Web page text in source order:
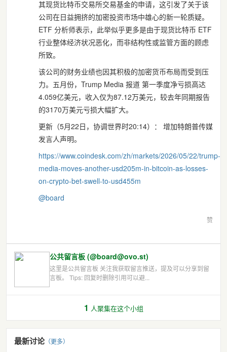
其现货比特币交易所交易基金的申请，这引发了关于该
公司在日益拥挤的加密投资市场中雄心的新一轮质疑。
ETF 分析师表示，此举似乎更多是由于现货比特币 ETF
行业整体经济状况恶化，而非结构性或监管方面的顾虑
所致。
该公司的财务业绩也因其积极的加密货币布局而受到压
力。五月份，Trump Media 报道 第一季度净亏损高达
4.059亿美元，收入仅为87.12万美元，较去年同期报告
的3170万美元亏损大幅扩大。
更新（5月22日，协调世界时20:14）： 增加特朗普传媒
发言人声明。
https://www.coindesk.com/zh/markets/2026/05/22/trump-
media-moves-another-usd205m-in-bitcoin-as-losses-
on-crypto-bet-swell-to-usd455m
@board
赞
公共留言板 (@board@ovo.st)
这里是公共留言板 关注我获取留言推送，提及可以分享到留
言板。 Tips: 回复时删除引用可以避...
1 人聚集在这个小组
最新讨论（更多）